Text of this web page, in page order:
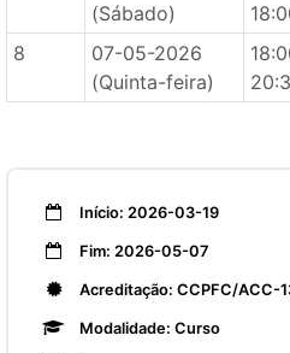
(Sábado)
8
07-05-2026
(Quinta-feira)
Início: 2026-03-19
Fim: 2026-05-07
Acreditação: CCPFC/ACC-
Modalidade: Curso